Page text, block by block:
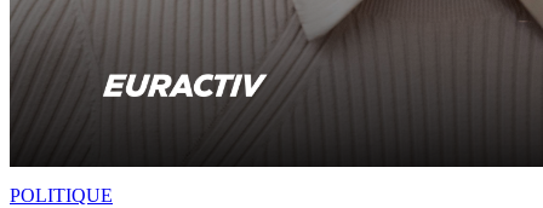
POLITIQUE